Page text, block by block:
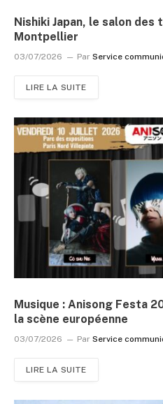
Nishiki Japan, le salon
Montpellier
03/07/2026 Par Service
LIRE LA SUITE
Musique : Anisong Festa
la scène européenne
03/07/2026 Par Service
LIRE LA SUITE